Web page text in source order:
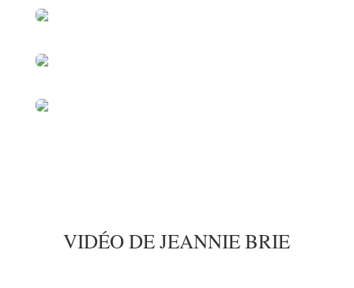
VIDÉO DE JEANNIE BRIE